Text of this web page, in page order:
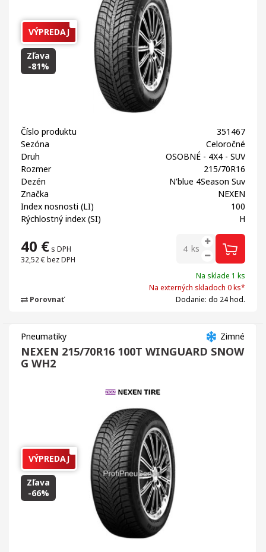
VÝPREDAJ
Zľava
-81%
Číslo produktu
351467
Sezóna
Celoročné
Druh
OSOBNÉ - 4X4 - SUV
Rozmer
215/70R16
Dezén
N'blue 4Season Suv
Značka
NEXEN
Index nosnosti (LI)
100
Rýchlostný index (SI)
H
40 € s DPH
32,52 € bez DPH
ks
Na sklade 1 ks
Na externých skladoch 0 ks*
Dodanie: do 24 hod.
Porovnať
Zimné
Pneumatiky
NEXEN 215/70R16 100T WINGUARD SNOW
G WH2
VÝPREDAJ
Zľava
-66%